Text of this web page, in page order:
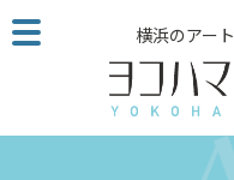
こ
の
ジ
横浜のアー